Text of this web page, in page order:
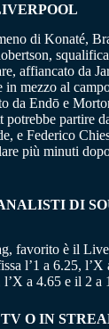
di Konaté,
affiancato da
in mezzo al
da Endō e
partire
e Federico
più minuti
DI
favorito è il
l’1 a 6.25,
l’X a 4.65 e il 2 a
O IN